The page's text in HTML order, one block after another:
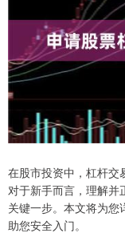
在股市投资中，杠杆交
对于新手而言，理解并
关键一步。本文将为
助您安全入门。